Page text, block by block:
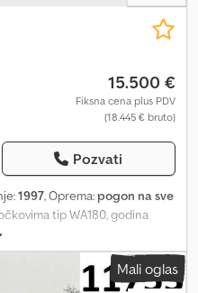
15.500 €
Fiksna cena plus PDV
(18.445 € bruto)
Pozvati
1997, Oprema: pogon na sve
tip WA180, godina
Asqi Hzwjkroha
Mali oglas